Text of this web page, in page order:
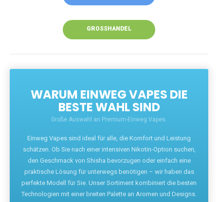
GROSSHANDEL
WARUM EINWEG VAPES DIE
BESTE WAHL SIND
Große Auswahl an Premium-Einweg Vapes.
Einweg Vapes sind ideal für alle, die Komfort und Leistung
schätzen. Ob Sie nach einer intensiven Nikotin-Option suchen,
den Geschmack von Shisha bevorzugen oder einfach eine
praktische Lösung für unterwegs benötigen – wir haben das
perfekte Modell für Sie. Unser Sortiment kombiniert die besten
Technologien mit einer breiten Palette an Aromen und Designs.